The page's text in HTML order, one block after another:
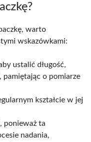
warto
wskazówkami:
ustalić długość,
pamiętając o pomiarze
kształcie w jej
ponieważ ta
nadania,